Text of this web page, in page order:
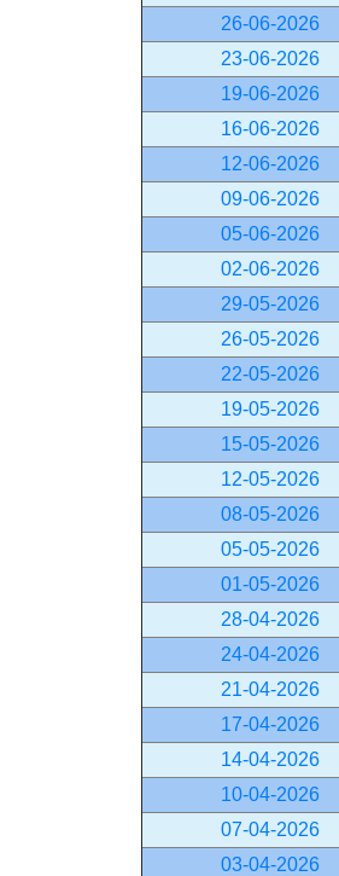
26-06-2026
23-06-2026
19-06-2026
16-06-2026
12-06-2026
09-06-2026
05-06-2026
02-06-2026
29-05-2026
26-05-2026
22-05-2026
19-05-2026
15-05-2026
12-05-2026
08-05-2026
05-05-2026
01-05-2026
28-04-2026
24-04-2026
21-04-2026
17-04-2026
14-04-2026
10-04-2026
07-04-2026
03-04-2026